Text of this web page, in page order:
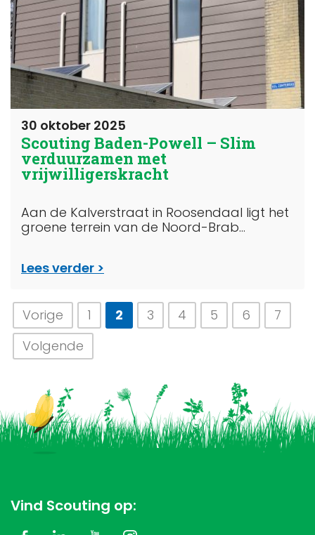
30 oktober 2025
Scouting Baden-Powell – Slim
verduurzamen met
vrijwilligerskracht
Aan de Kalverstraat in Roosendaal ligt het
groene terrein van de Noord-Brab...
Lees verder
Vorige 1 2 3 4 5 6
7
Volgende
Vind Scouting op: